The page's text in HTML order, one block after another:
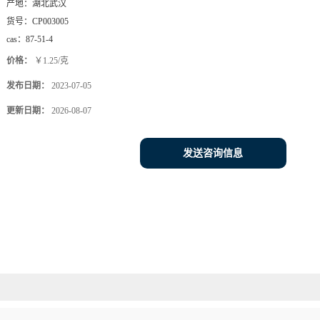
产地： 湖北武汉
货号： CP003005
cas： 87-51-4
价格： ￥1.25/克
发布日期： 2023-07-05
更新日期： 2026-08-07
发送咨询信息